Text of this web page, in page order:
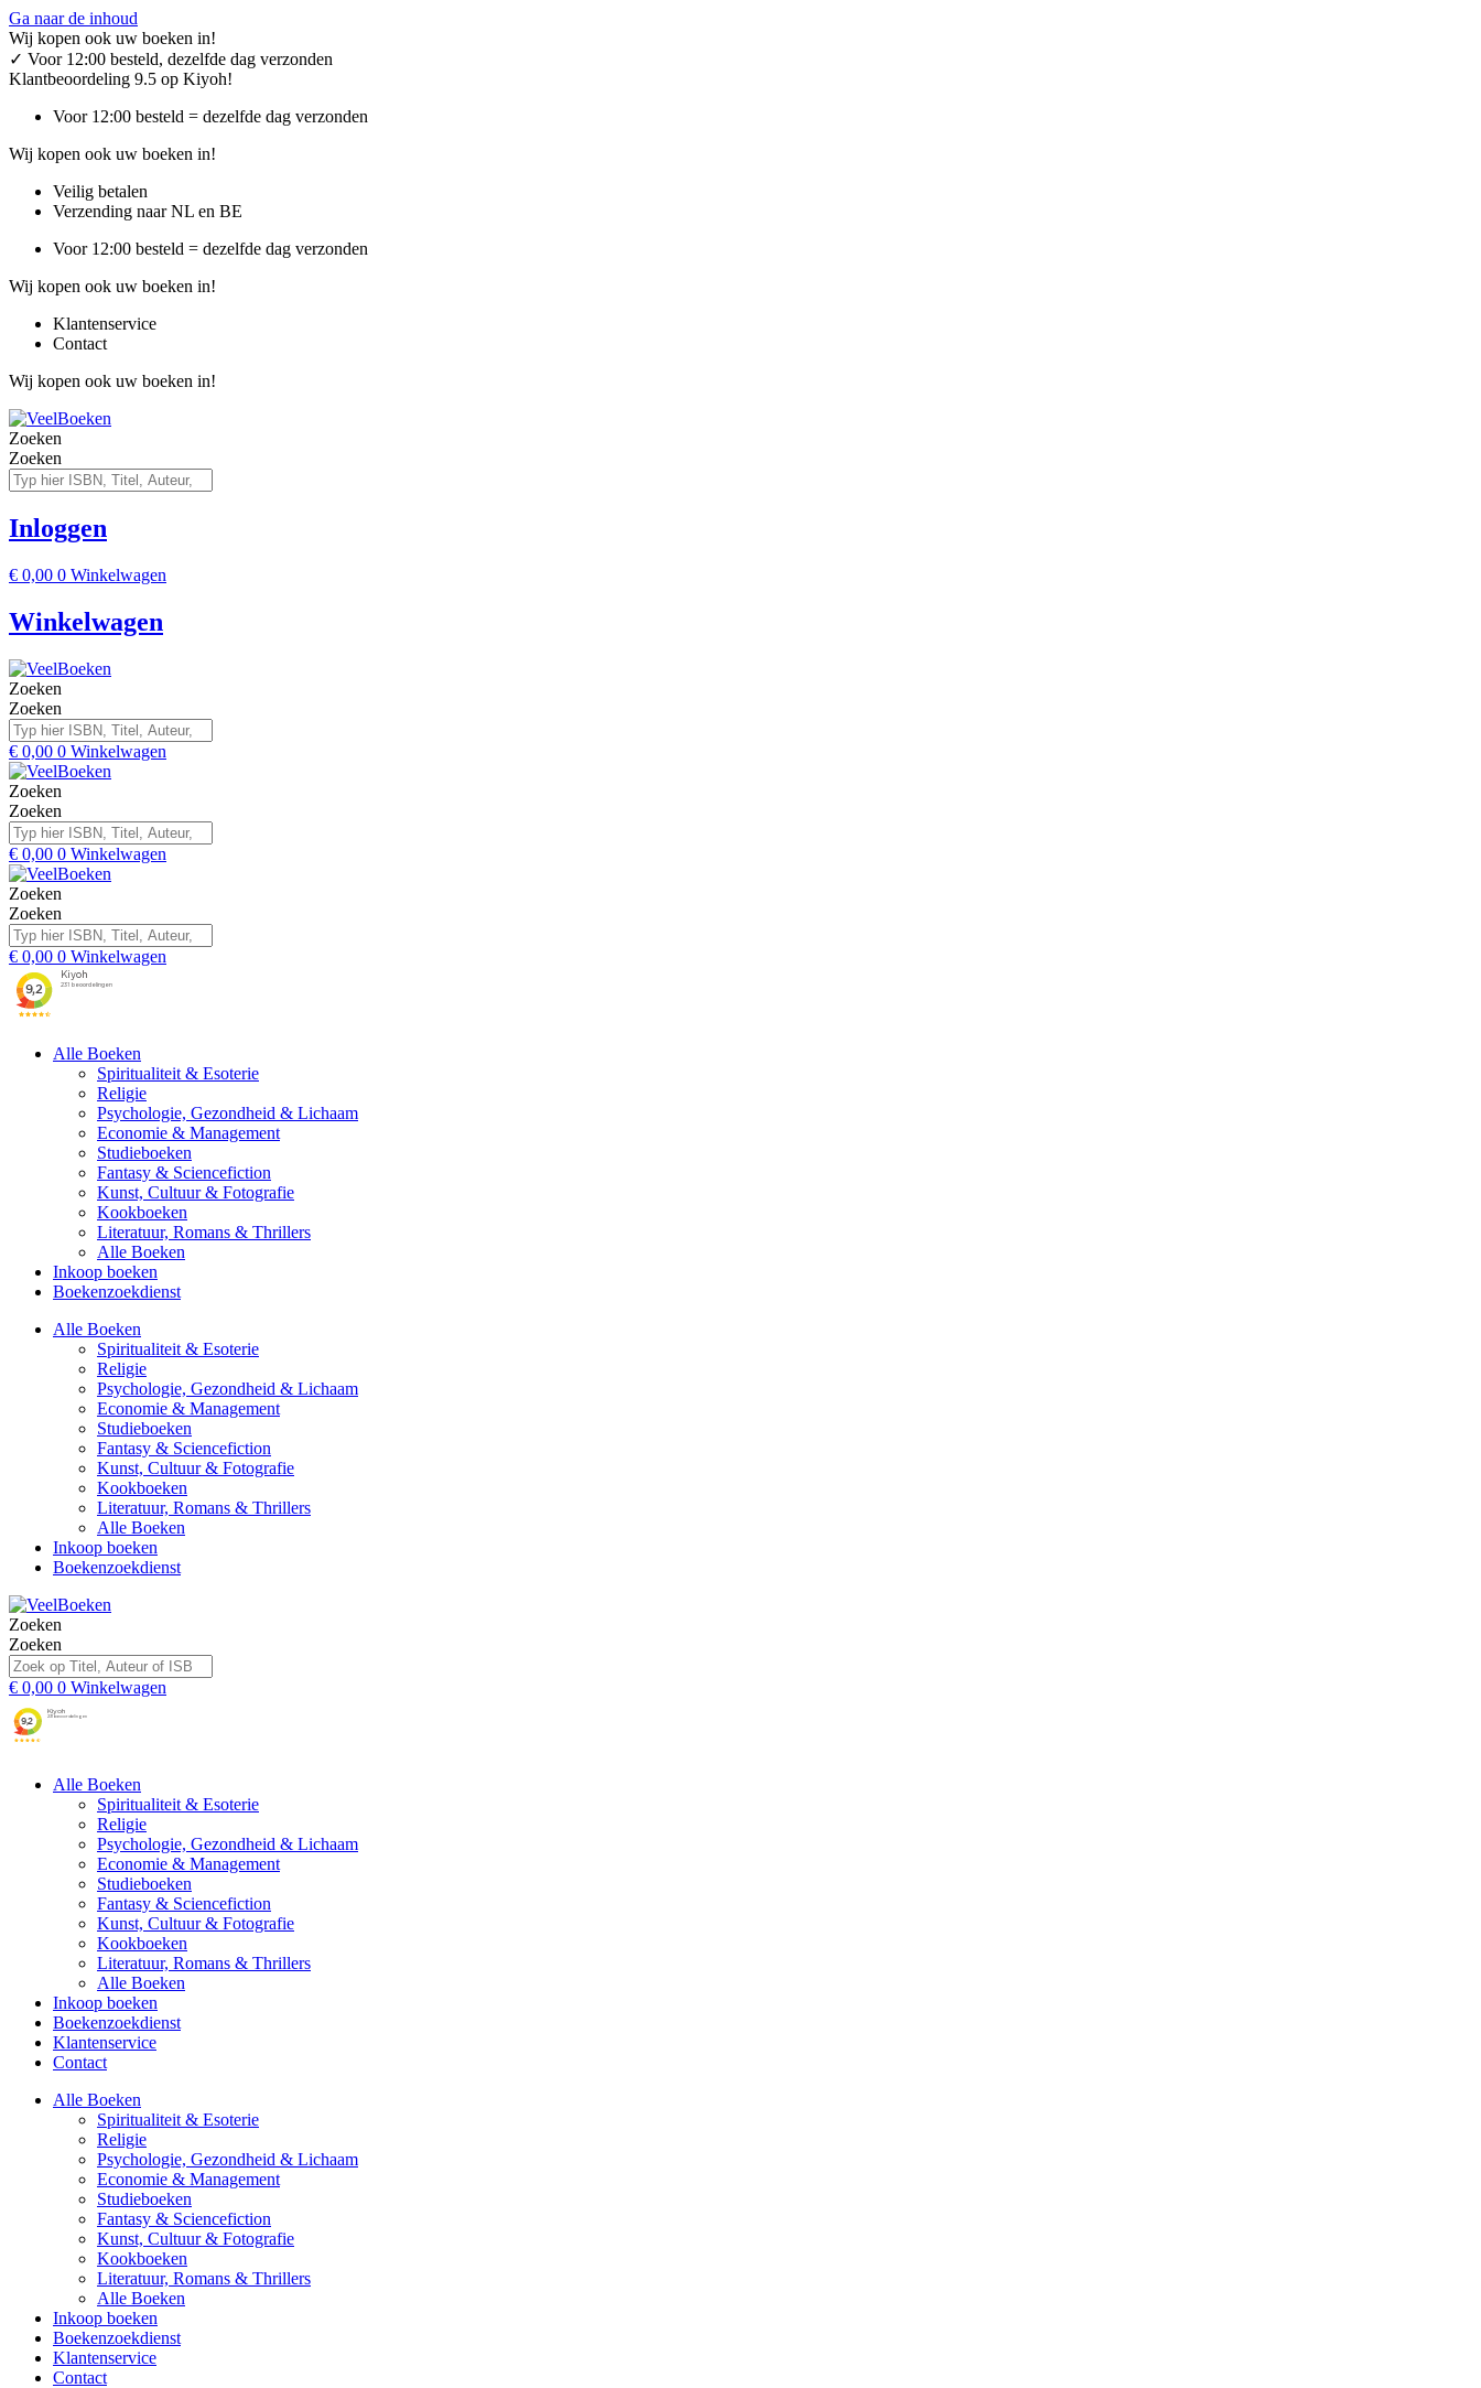
Ga naar de inhoud
Wij kopen ook uw boeken in!
✓ Voor 12:00 besteld, dezelfde dag verzonden
Klantbeoordeling 9.5 op Kiyoh!
Voor 12:00 besteld = dezelfde dag verzonden
Wij kopen ook uw boeken in!
Veilig betalen
Verzending naar NL en BE
Voor 12:00 besteld = dezelfde dag verzonden
Wij kopen ook uw boeken in!
Klantenservice
Contact
Wij kopen ook uw boeken in!
Zoeken
Zoeken
Inloggen
€ 0,00 0 Winkelwagen
Winkelwagen
Zoeken
Zoeken
€ 0,00 0 Winkelwagen
Zoeken
Zoeken
€ 0,00 0 Winkelwagen
Zoeken
Zoeken
€ 0,00 0 Winkelwagen
Alle Boeken
Spiritualiteit & Esoterie
Religie
Psychologie, Gezondheid & Lichaam
Economie & Management
Studieboeken
Fantasy & Sciencefiction
Kunst, Cultuur & Fotografie
Kookboeken
Literatuur, Romans & Thrillers
Alle Boeken
Inkoop boeken
Boekenzoekdienst
Alle Boeken
Spiritualiteit & Esoterie
Religie
Psychologie, Gezondheid & Lichaam
Economie & Management
Studieboeken
Fantasy & Sciencefiction
Kunst, Cultuur & Fotografie
Kookboeken
Literatuur, Romans & Thrillers
Alle Boeken
Inkoop boeken
Boekenzoekdienst
Zoeken
Zoeken
€ 0,00 0 Winkelwagen
Alle Boeken
Spiritualiteit & Esoterie
Religie
Psychologie, Gezondheid & Lichaam
Economie & Management
Studieboeken
Fantasy & Sciencefiction
Kunst, Cultuur & Fotografie
Kookboeken
Literatuur, Romans & Thrillers
Alle Boeken
Inkoop boeken
Boekenzoekdienst
Klantenservice
Contact
Alle Boeken
Spiritualiteit & Esoterie
Religie
Psychologie, Gezondheid & Lichaam
Economie & Management
Studieboeken
Fantasy & Sciencefiction
Kunst, Cultuur & Fotografie
Kookboeken
Literatuur, Romans & Thrillers
Alle Boeken
Inkoop boeken
Boekenzoekdienst
Klantenservice
Contact